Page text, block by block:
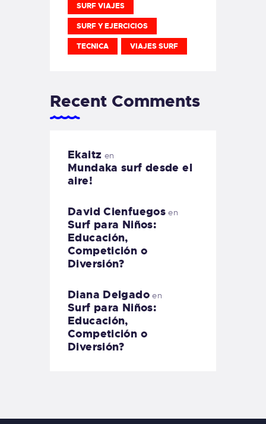
SURF VIAJES
SURF Y EJERCICIOS
TECNICA VIAJES SURF
Recent Comments
Ekaitz en
Mundaka surf desde el
aire!
David Cienfuegos en
Surf para Niños:
Educación,
Competición o
Diversión?
Diana Delgadoen
Surf para Niños:
Educación,
Competición o
Diversión?